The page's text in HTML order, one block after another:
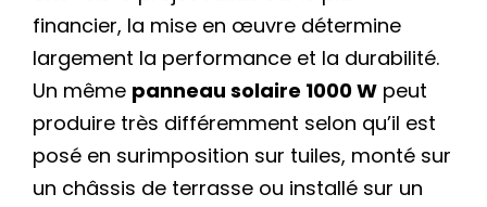
financier, la mise en œuvre détermine
largement la performance et la durabilité.
Un même panneau solaire 1000 W peut
produire très différemment selon qu’il est
posé en surimposition sur tuiles, monté sur
un châssis de terrasse ou installé sur un